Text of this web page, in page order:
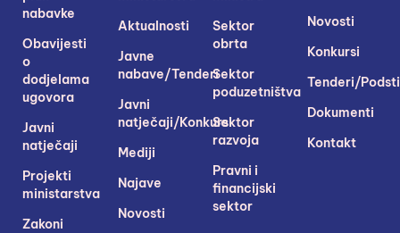
Novosti
Konkursi
Tenderi/
Dokumenti
Kontakt
Sektor
obrta
Sektor
poduzetništva
Sektor
razvoja
Pravni i
financijski
sektor
Aktualnosti
Javne
nabave/Tenderi
Javni
natječaji/Konkursi
Mediji
Najave
Novosti
nabavke
Obavijesti
o
dodjelama
ugovora
Javni
natječaji
Projekti
ministarstva
Zakoni